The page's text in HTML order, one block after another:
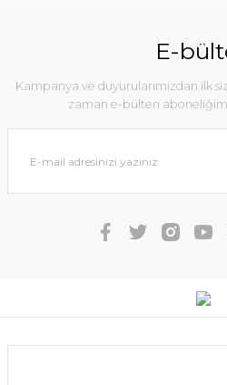
Ürün bilgilerinde hatalar bulunuyor.
Ürün fiyatı diğer sitelerden daha
Bu ürüne benzer farklı alternatifler
Gönder
Shimano Sienna 2000 FG
E-
Kampanya ve duyurularımızdan ilk
zaman e-bülten